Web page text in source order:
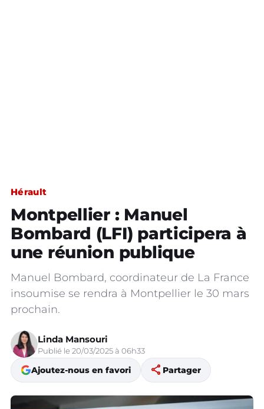
Hérault
Montpellier : Manuel
Bombard (LFI) participera à
une réunion publique
Manuel Bombard, coordinateur de La France
insoumise se rendra à Montpellier le 30 mars
prochain.
Linda Mansouri
Publié le 20/03/2025 à 06h33
Ajoutez-nous en favori share Partager